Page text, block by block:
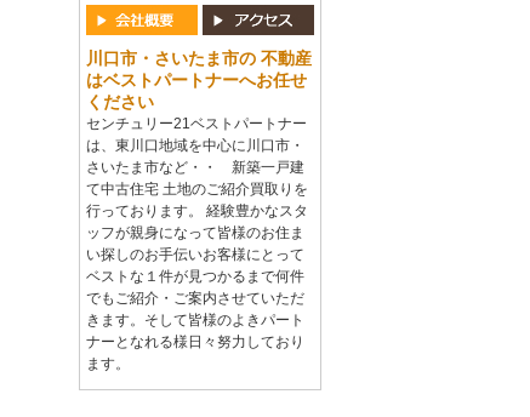
川口市・さいたま市の 不動産
はベストパートナーへお任せ
ください
センチュリー21ベストパートナー
は、東川口地域を中心に川口市・
さいたま市など・・ 新築一戸建
て中古住宅 土地のご紹介買取りを
行っております。 経験豊かなスタ
ッフが親身になって皆様のお住ま
い探しのお手伝いお客様にとって
ベストな１件が見つかるまで何件
でもご紹介・ご案内させていただ
きます。そして皆様のよきパート
ナーとなれる様日々努力しており
ます。